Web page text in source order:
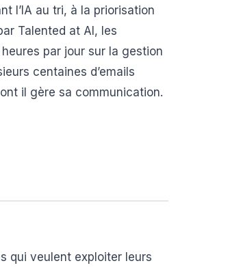
l’IA au tri, à la priorisation
Talented at AI, les
par jour sur la gestion
centaines d’emails
il gère sa communication.
qui veulent exploiter leurs